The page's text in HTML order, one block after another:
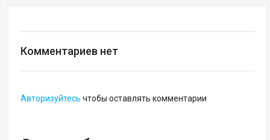
Комментариев нет
Авторизуйтесь чтобы оставлять комментарии